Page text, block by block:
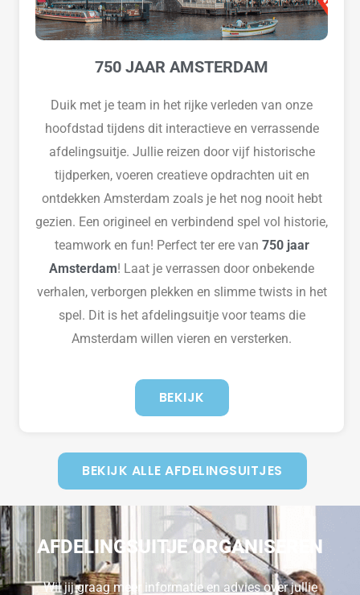
750 JAAR AMSTERDAM
Duik met je team in het rijke verleden van onze
hoofdstad tijdens dit interactieve en verrassende
afdelingsuitje. Jullie reizen door vijf historische
tijdperken, voeren creatieve opdrachten uit en
ontdekken Amsterdam zoals je het nog nooit hebt
gezien. Een origineel en verbindend spel vol historie,
teamwork en fun! Perfect ter ere van 750 jaar
Amsterdam! Laat je verrassen door onbekende
verhalen, verborgen plekken en slimme twists in het
spel. Dit is het afdelingsuitje voor teams die
Amsterdam willen vieren en versterken.
BEKIJK
BEKIJK ALLE AFDELINGSUITJES
AFDELINGSUITJE ORGANISEREN
Wil jij graag meer informatie en advies over jullie